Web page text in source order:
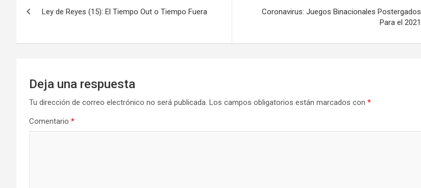
entradas
Ley de Reyes (15): El Tiempo Out o Tiempo Fuera
Coronavirus: Juegos Binacionales Postergados
Para el 2021
Deja una respuesta
Tu dirección de correo electrónico no será publicada. Los campos obligatorios están marcados con *
Comentario *